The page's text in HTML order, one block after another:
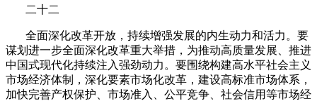
二十二
全面深化改革开放，持续增强发展的内生动力和活力。要
谋划进一步全面深化改革重大举措，为推动高质量发展、推进
中国式现代化持续注入强劲动力。要围绕构建高水平社会主义
市场经济体制，深化要素市场化改革，建设高标准市场体系，
加快完善产权保护、市场准入、公平竞争、社会信用等市场经